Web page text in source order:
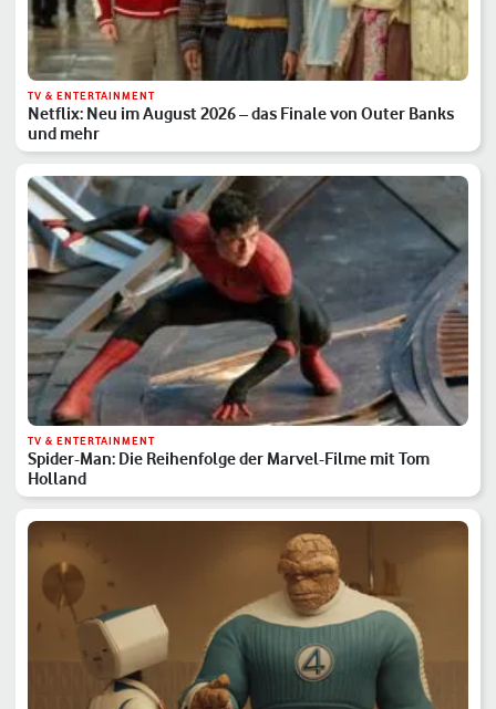
TV & ENTERTAINMENT
Netflix: Neu im August 2026 – das Finale von Outer Banks
und mehr
TV & ENTERTAINMENT
Spider-Man: Die Reihenfolge der Marvel-Filme mit Tom
Holland